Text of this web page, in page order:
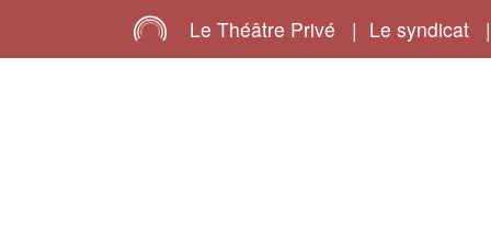
Le Théâtre Privé | Le syndicat |